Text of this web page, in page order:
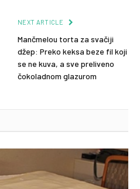
NEXT ARTICLE
Mančmelou torta za svačiji
džep: Preko keksa beze fil koji
se ne kuva, a sve preliveno
čokoladnom glazurom